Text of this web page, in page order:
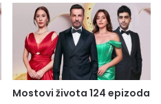
Mostovi života 124 epizoda